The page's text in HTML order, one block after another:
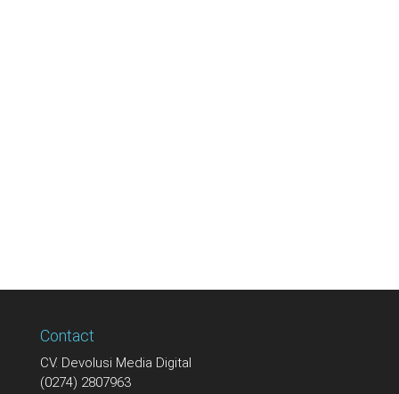
Contact
CV. Devolusi Media Digital
(0274) 2807963